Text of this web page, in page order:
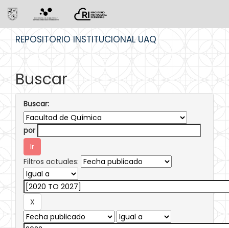
REPOSITORIO INSTITUCIONAL UAQ
Buscar
Buscar:
por
Filtros actuales: